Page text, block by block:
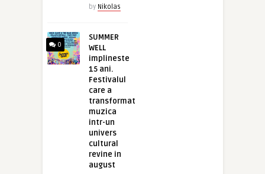
by Nikolas
0
SUMMER
WELL
implineste
15 ani.
Festivalul
care a
transformat
muzica
intr-un
univers
cultural
revine in
august